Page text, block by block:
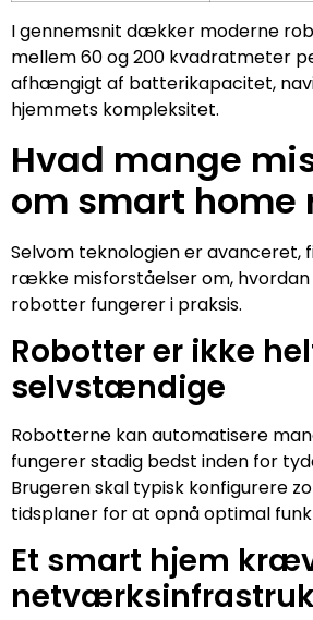
I gennemsnit dækker moderne
mellem 60 og 200 kvadratmeter
afhængigt af batterikapacitet,
hjemmets kompleksitet.
Hvad mange
om smart home
Selvom teknologien er avanceret,
række misforståelser om,
robotter fungerer i praksis.
Robotter er ikke
selvstændige
Robotterne kan automatisere
fungerer stadig bedst inden for
Brugeren skal typisk konfigurere
tidsplaner for at opnå optimal
Et smart hjem